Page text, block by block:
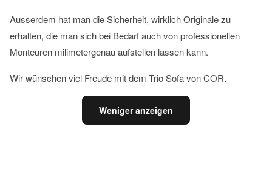
Ausserdem hat man die Sicherheit, wirklich Originale zu
erhalten, die man sich bei Bedarf auch von professionellen
Monteuren milimetergenau aufstellen lassen kann.
Wir wünschen viel Freude mit dem Trio Sofa von COR.
Weniger anzeigen